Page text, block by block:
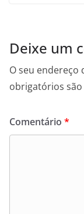
Deixe um
O seu endereço
obrigatórios
Comentário *